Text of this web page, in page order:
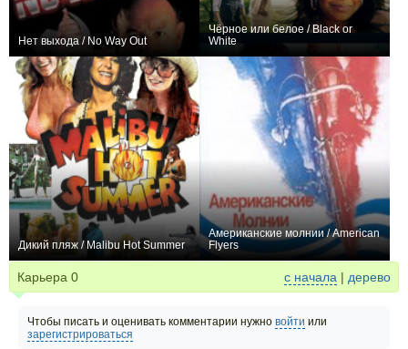
Нет выхода / No Way Out
Чёрное или белое / Black or
White
Дикий пляж / Malibu Hot Summer
Американские молнии / American
Flyers
Карьера 0 с начала | дерево
Чтобы писать и оценивать комментарии нужно войти или
зарегистрироваться